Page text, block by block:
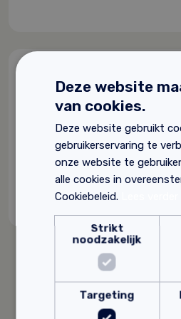
Downloads
Op zoek naar extra informatie
Hieronder vind je de
Claytec wapeningsgaas
Gerelateerde
Deze website
van cookies.
Deze website gebruikt
gebruikerservaring te
onze website te
alle cookies in
Cookiebeleid.
Strikt
noodzakelijk
Targeting